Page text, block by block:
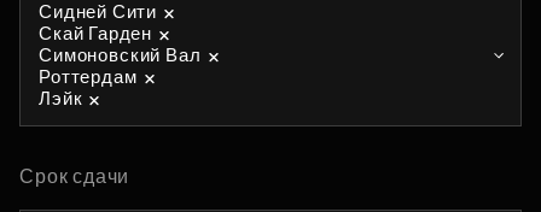
Сидней Сити
Скай Гарден
Симоновский Вал
Роттердам
Лэйк
Срок сдачи